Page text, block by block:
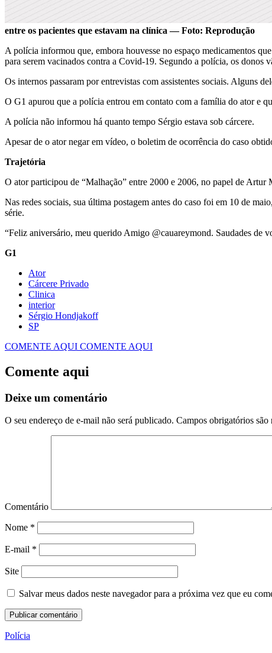
entre os pacientes que estavam na clínica — Foto: Reprodução
A polícia informou que, embora houvesse no espaço medicamentos
para serem vacinados contra a Covid-19. Segundo a polícia, os donos
Os internos passaram por entrevistas com assistentes sociais. Alguns
O G1 apurou que a polícia entrou em contato com a família do ator e
A polícia não informou há quanto tempo Sérgio estava sob cárcere.
Apesar de o ator negar em vídeo, o boletim de ocorrência do caso
Trajetória
O ator participou de “Malhação” entre 2000 e 2006, no papel de Artur
Nas redes sociais, sua última postagem antes do caso foi em 10 de
série.
“Feliz aniversário, meu querido Amigo @cauareymond. Saudades de
G1
Ator
Cárcere Privado
Clinica
interior
Sérgio Hondjakoff
SP
COMENTE AQUI COMENTE AQUI
Comente aqui
Deixe um comentário
O seu endereço de e-mail não será publicado. Campos obrigatórios são
Comentário
Nome *
E-mail *
Site
Salvar meus dados neste navegador para a próxima vez que eu
Polícia